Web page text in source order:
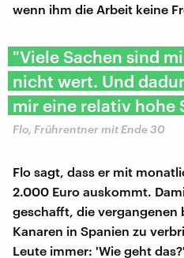
wenn ihm die Arbeit keine
"Viele Sachen sind
nicht wert. Und
mir eine relativ hohe
Flo, Frührentner mit Ende 30
Flo sagt, dass er mit
2.000 Euro auskommt.
geschafft, die vergangenen
Kanaren in Spanien zu
Leute immer: 'Wie geht